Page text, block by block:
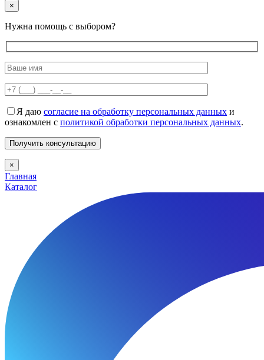
×
Нужна помощь с выбором?
Я даю согласие на обработку персональных данных и
ознакомлен с политикой обработки персональных данных.
×
Главная
Каталог